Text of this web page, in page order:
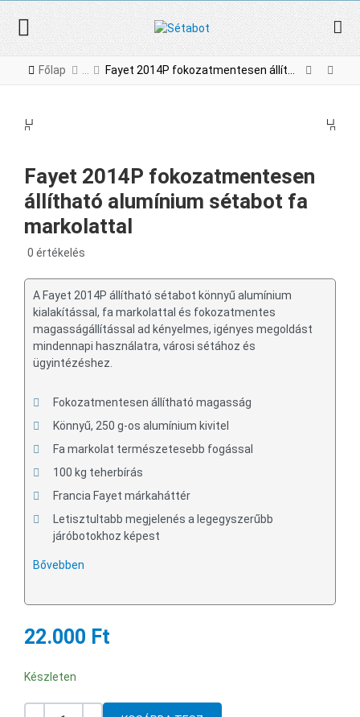
Főlap Fayet 2014P fokozatmentesen állítható alumínium sétabot fa markolattal
Fayet 2014P fokozatmentesen
állítható alumínium sétabot fa
markolattal
0 értékelés
A Fayet 2014P állítható sétabot könnyű alumínium
kialakítással, fa markolattal és fokozatmentes
magasságállítással ad kényelmes, igényes megoldást
mindennapi használatra, városi sétához és
ügyintézéshez.
Fokozatmentesen állítható magasság
Könnyű, 250 g-os alumínium kivitel
Fa markolat természetesebb fogással
100 kg teherbírás
Francia Fayet márkaháttér
Letisztultabb megjelenés a legegyszerűbb
járóbotokhoz képest
Bővebben
22.000 Ft
Készleten